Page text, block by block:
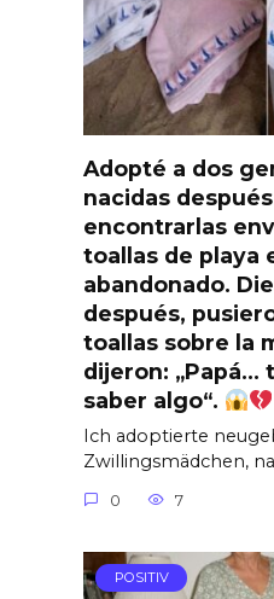
Adopté a dos
nacidas
encontrarlas
toallas de playa
abandonado.
después,
toallas sobre la
dijeron: „Papá…
saber algo“.
Ich adoptierte
Zwillingsmädchen,
0 7
POSITIV